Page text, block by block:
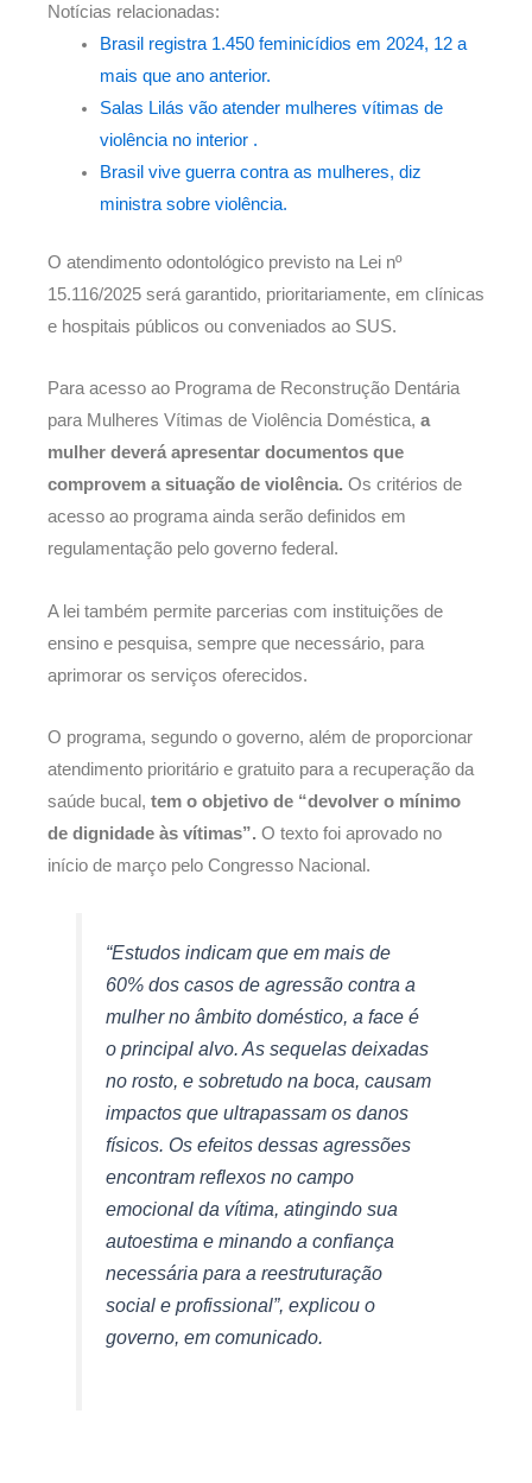
Notícias relacionadas:
Brasil registra 1.450 feminicídios em 2024, 12 a
mais que ano anterior.
Salas Lilás vão atender mulheres vítimas de
violência no interior .
Brasil vive guerra contra as mulheres, diz
ministra sobre violência.
O atendimento odontológico previsto na Lei nº
15.116/2025 será garantido, prioritariamente, em clínicas
e hospitais públicos ou conveniados ao SUS.
Para acesso ao Programa de Reconstrução Dentária
para Mulheres Vítimas de Violência Doméstica, a
mulher deverá apresentar documentos que
comprovem a situação de violência. Os critérios de
acesso ao programa ainda serão definidos em
regulamentação pelo governo federal.
A lei também permite parcerias com instituições de
ensino e pesquisa, sempre que necessário, para
aprimorar os serviços oferecidos.
O programa, segundo o governo, além de proporcionar
atendimento prioritário e gratuito para a recuperação da
saúde bucal, tem o objetivo de “devolver o mínimo
de dignidade às vítimas”. O texto foi aprovado no
início de março pelo Congresso Nacional.
“Estudos indicam que em mais de
60% dos casos de agressão contra a
mulher no âmbito doméstico, a face é
o principal alvo. As sequelas deixadas
no rosto, e sobretudo na boca, causam
impactos que ultrapassam os danos
físicos. Os efeitos dessas agressões
encontram reflexos no campo
emocional da vítima, atingindo sua
autoestima e minando a confiança
necessária para a reestruturação
social e profissional”, explicou o
governo, em comunicado.